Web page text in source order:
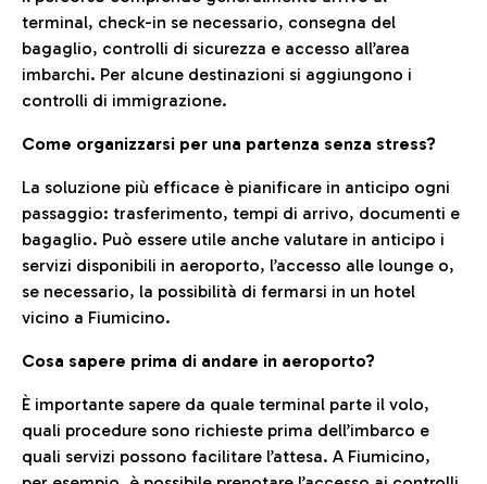
terminal, check-in se necessario, consegna del
bagaglio, controlli di sicurezza e accesso all’area
imbarchi. Per alcune destinazioni si aggiungono i
controlli di immigrazione.
Come organizzarsi per una partenza senza stress?
La soluzione più efficace è pianificare in anticipo ogni
passaggio: trasferimento, tempi di arrivo, documenti e
bagaglio. Può essere utile anche valutare in anticipo i
servizi disponibili in aeroporto, l’accesso alle lounge o,
se necessario, la possibilità di fermarsi in un hotel
vicino a Fiumicino.
Cosa sapere prima di andare in aeroporto?
È importante sapere da quale terminal parte il volo,
quali procedure sono richieste prima dell’imbarco e
quali servizi possono facilitare l’attesa. A Fiumicino,